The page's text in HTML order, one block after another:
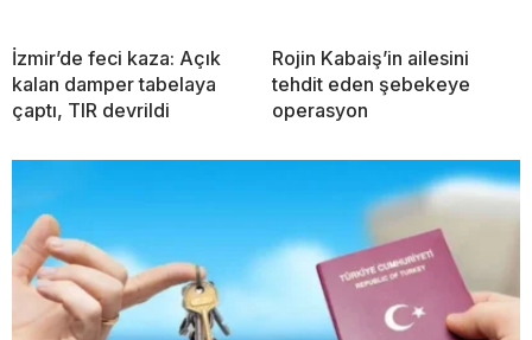
İzmir’de feci kaza: Açık
kalan damper tabelaya
çaptı, TIR devrildi
Rojin Kabaiş’in ailesini
tehdit eden şebekeye
operasyon